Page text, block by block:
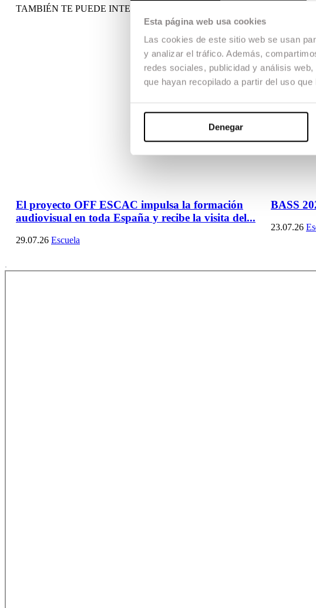
Esta página web usa cookies
Las cookies de este sitio web se usan
y analizar el tráfico. Además,
redes sociales, publicidad y análisis
que hayan recopilado a partir del uso
Denegar
TAMBIÉN TE PUEDE INTERESAR
El proyecto OFF ESCAC impulsa la formación
audiovisual en toda España y recibe la visita del...
29.07.26 Escuela
BASS
23.07.26